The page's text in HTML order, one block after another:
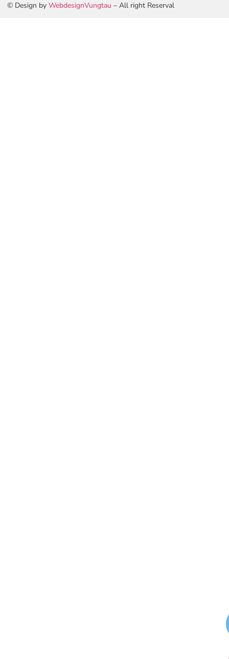
© Design by WebdesignVungtau – All right Reserval